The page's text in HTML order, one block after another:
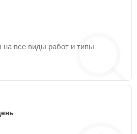
на все виды работ и типы